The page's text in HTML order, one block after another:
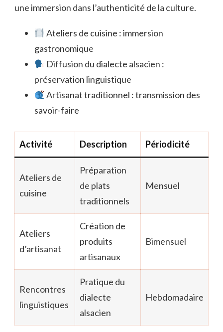
une immersion dans l’authenticité de la culture.
Ateliers de cuisine : immersion
gastronomique
Diffusion du dialecte alsacien :
préservation linguistique
Artisanat traditionnel : transmission des
savoir-faire
Activité Description Périodicité
Ateliers de
cuisine
Préparation
de plats
traditionnels
Mensuel
Ateliers
d’artisanat
Création de
produits
artisanaux
Bimensuel
Rencontres
linguistiques
Pratique du
dialecte
alsacien
Hebdomadaire